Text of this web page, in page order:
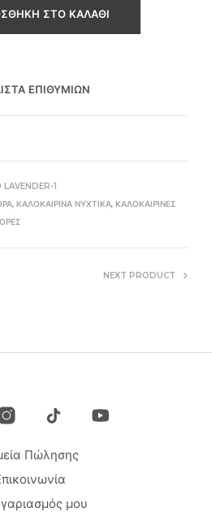
ΣΤΟ ΚΑΛΆΘΙ
ΕΠΙΘΥΜΙΏΝ
1
, ΚΑΛΟΚΑΙΡΙΝΆ ΝΥΧΤΙΚΆ, ΚΑΛΟΚΑΙΡΙΝΈΣ
NEXT PRODUCT
Πώλησης
μου